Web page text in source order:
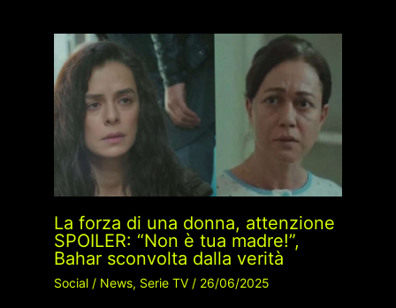
La forza di una donna, attenzione
SPOILER: “Non è tua madre!”,
Bahar sconvolta dalla verità
Social/ News, Serie TV/ 26/06/2025